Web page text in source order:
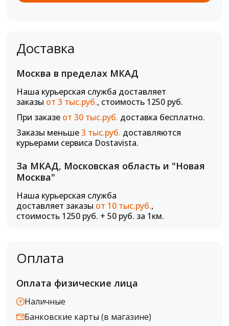
Доставка
Москва в пределах МКАД
Наша курьерская служба доставляет
заказы от 3 тыс.руб., стоимость 1250 руб.
При заказе от 30 тыс.руб. доставка бесплатно.
Заказы меньше3 тыс.руб. доставляются
курьерами сервиса Dostavista.
За МКАД, Московская область и "Новая
Москва"
Наша курьерская служба
доставляет заказы от 10 тыс.руб.,
стоимость 1250 руб. + 50 руб. за 1км.
Оплата
Оплата физические лица
Наличные
Банковские карты (в магазине)